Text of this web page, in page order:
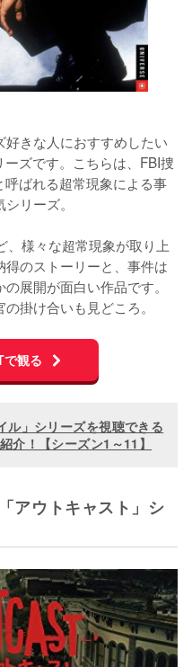
好きな人におすすめしたい
ズです。こちらは、FBI捜
ばれる超常現象による事
リーズ。
、様々な超常現象が取り上
のストーリーと、事件は
展開が面白い作品です。
掛け合いも見どころ。
で観る
ル」シリーズを視聴できる
介！【シーズン1～11】
アウトキャスト」シ